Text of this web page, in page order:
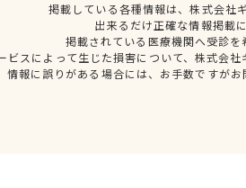
掲載している各種情報は、株式会社
出来るだけ正確な情報掲載
掲載されている医療機関へ受診
ビスによって生じた損害について、株式会
情報に誤りがある場合には、お手数ですが